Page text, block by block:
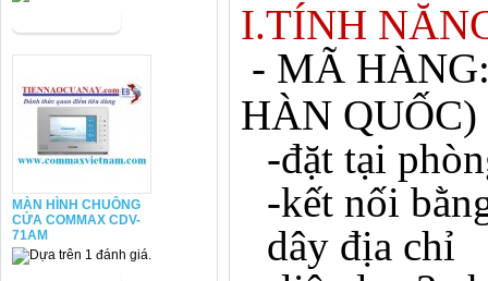
MÀN HÌNH CHUÔNG
CỬA COMMAX CDV-
71AM
I.TÍNH
- MÃ
HÀN QUỐC)
-đặt tại
-kết nối
dây địa chỉ